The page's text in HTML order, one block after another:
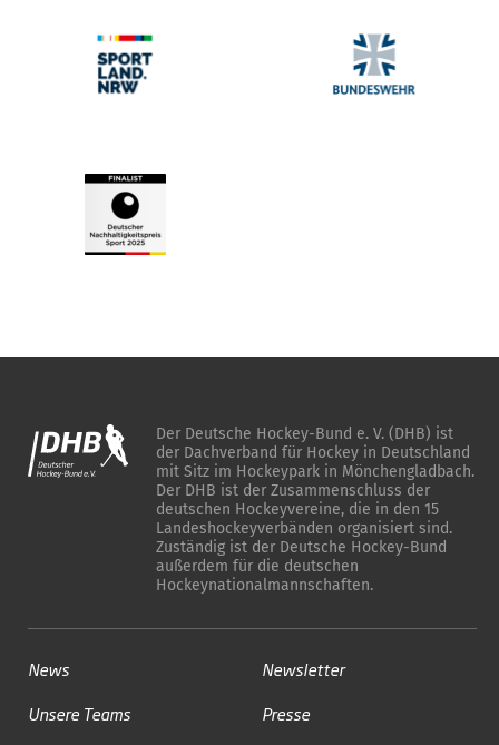
Der Deutsche Hockey-Bund e. V. (DHB) ist
der Dachverband für Hockey in Deutschland
mit Sitz im Hockeypark in Mönchengladbach.
Der DHB ist der Zusammenschluss der
deutschen Hockeyvereine, die in den 15
Landeshockeyverbänden organisiert sind.
Zuständig ist der Deutsche Hockey-Bund
außerdem für die deutschen
Hockeynationalmannschaften.
News
Unsere Teams
Newsletter
Presse